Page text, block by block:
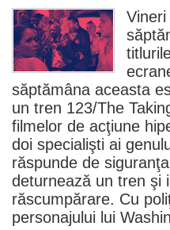
săptămâna aceasta
un tren 123/The
filmelor de acţiune
doi specialişti ai
răspunde de
deturnează un tren şi
răscumpărare. Cu
personajului lui